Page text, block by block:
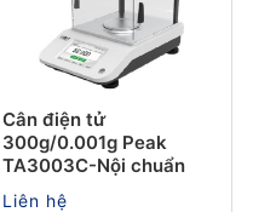
Cân điện tử
300g/0.001g Peak
TA3003C-Nội chuẩn
Liên hệ